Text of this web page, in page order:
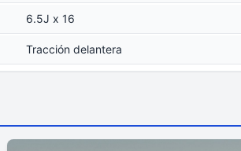
6.5J x 16
Tracción delantera